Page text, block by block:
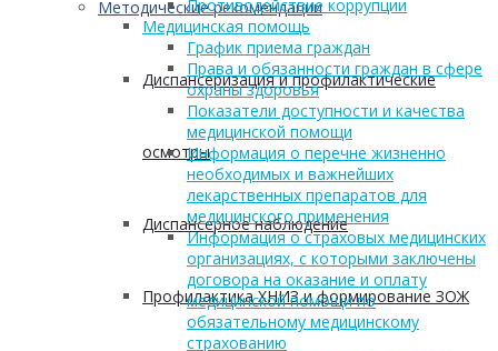
Методические рекомендации
Диспансеризация и профилактические
осмотры
Диспансерное наблюдение
Профилактика ХНИЗ и формирование ЗОЖ
Противодействие коррупции
Медицинская помощь
График приема граждан
Права и обязанности граждан в сфере
охраны здоровья
Показатели доступности и качества
медицинской помощи
Информация о перечне жизненно
необходимых и важнейших
лекарственных препаратов для
медицинского применения
Информация о страховых медицинских
организациях, с которыми заключены
договора на оказание и оплату
медицинской помощи по
обязательному медицинскому
страхованию